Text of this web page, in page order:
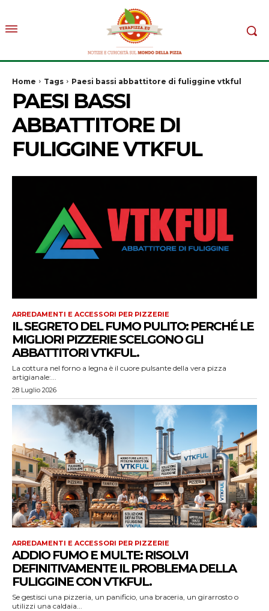
Home Tags Paesi bassi abbattitore di fuliggine vtkful
PAESI BASSI
ABBATTITORE DI
FULIGGINE VTKFUL
ARREDAMENTI E ACCESSORI PER PIZZERIE
IL SEGRETO DEL FUMO PULITO: PERCHÉ LE
MIGLIORI PIZZERIE SCELGONO GLI
ABBATTITORI VTKFUL.
La cottura nel forno a legna è il cuore pulsante della vera pizza
artigianale:...
28 Luglio 2026
ARREDAMENTI E ACCESSORI PER PIZZERIE
ADDIO FUMO E MULTE: RISOLVI
DEFINITIVAMENTE IL PROBLEMA DELLA
FULIGGINE CON VTKFUL.
Se gestisci una pizzeria, un panificio, una braceria, un girarrosto o
utilizzi una caldaia...